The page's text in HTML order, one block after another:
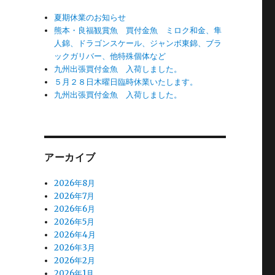
夏期休業のお知らせ
熊本・良福観賞魚 買付金魚 ミロク和金、隼
人錦、ドラゴンスケール、ジャンボ東錦、ブラ
ックガリバー、他特殊個体など
九州出張買付金魚 入荷しました。
５月２８日木曜日臨時休業いたします。
九州出張買付金魚 入荷しました。
アーカイブ
2026年8月
2026年7月
2026年6月
2026年5月
2026年4月
2026年3月
2026年2月